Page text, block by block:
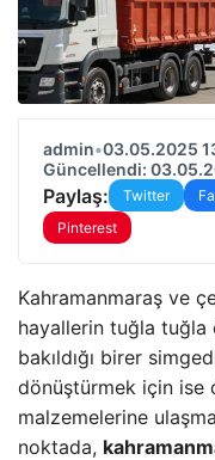
admin•03.05.2025
Güncellendi:
Paylaş: Twitter
Pinterest
Kahramanmaraş ve
hayallerin tuğla tuğla
bakıldığı birer
dönüştürmek için ise
malzemelerine
noktada,